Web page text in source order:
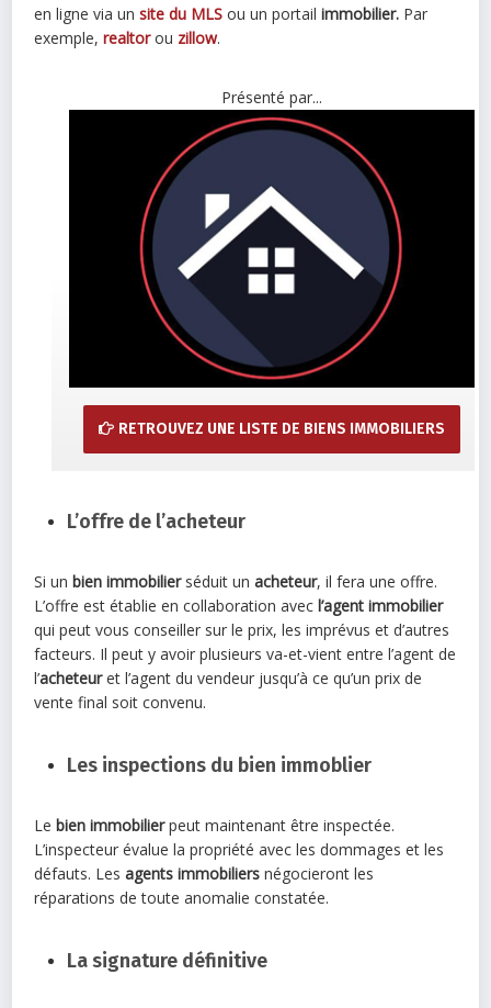
en ligne via unsite du MLS ou un portail immobilier. Par
exemple,realtorou zillow.
Présenté par...
RETROUVEZ UNE LISTE DE BIENS IMMOBILIERS
L’offre de l’acheteur
Si unbien immobilierséduit unacheteur, il fera une offre.
L’offre est établie en collaboration avecl’agent immobilier
qui peut vous conseiller sur le prix, les imprévus et d’autres
facteurs. Il peut y avoir plusieurs va-et-vient entre l’agent de
l’acheteuret l’agent du vendeur jusqu’à ce qu’un prix de
vente final soit convenu.
Les inspections du bien immoblier
Lebien immobilierpeut maintenant être inspectée.
L’inspecteur évalue la propriété avec les dommages et les
défauts. Lesagents immobiliers négocieront les
réparations de toute anomalie constatée.
La signature définitive